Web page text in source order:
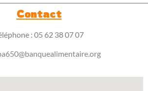
Contact
: 05 62 38 07 07